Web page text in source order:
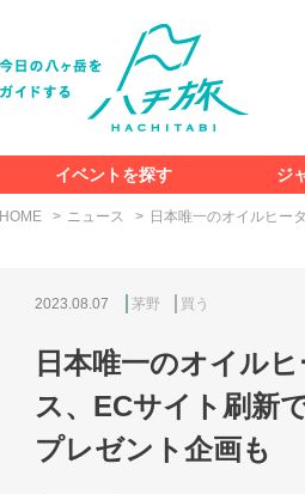
イベントを探す
ジ
HOME ニュース 日本唯一のオイルヒー
2023.08.07 茅野 買う
日本唯一のオイル
ス、ECサイト刷新
プレゼント企画も